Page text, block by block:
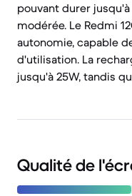
pouvant durer
modérée. Le Redmi
autonomie, capable
d'utilisation. La
jusqu'à 25W, tandis
Qualité de